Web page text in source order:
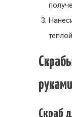
руками
Скраб